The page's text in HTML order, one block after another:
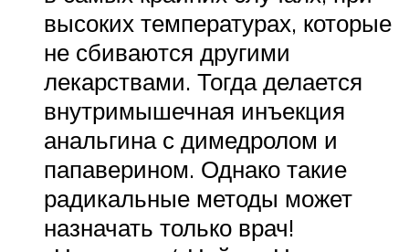
высоких температурах, которые
не сбиваются другими
лекарствами. Тогда делается
внутримышечная инъекция
анальгина с димедролом и
папаверином. Однако такие
радикальные методы может
назначать только врач!